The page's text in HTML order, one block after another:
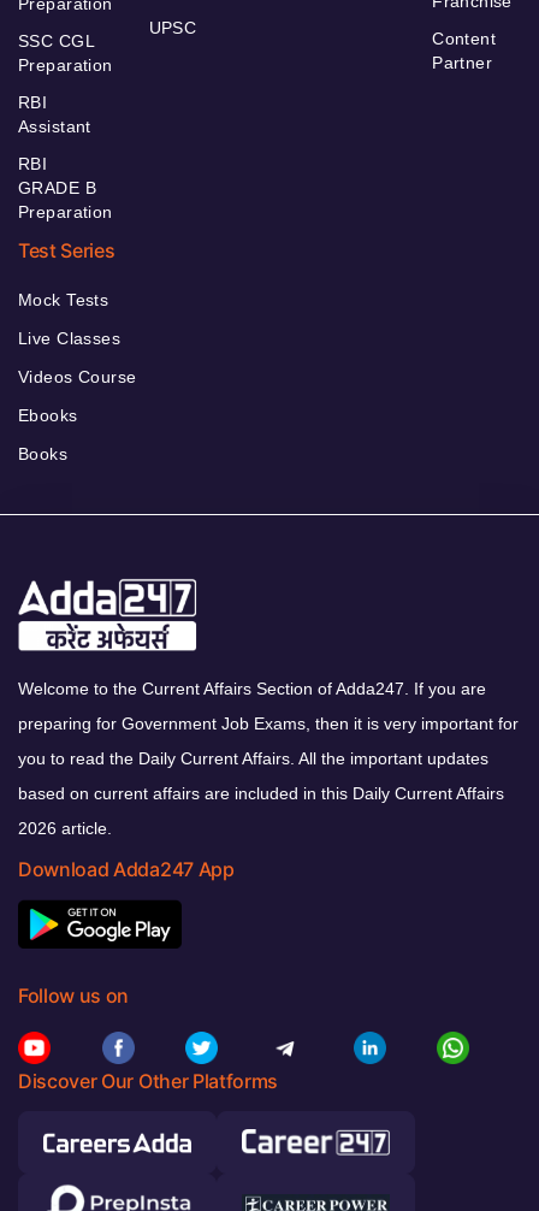
SSC CGL
Preparation
RBI
Assistant
RBI
GRADE B
Preparation
UPSC
Content
Partner
Test Series
Mock Tests
Live Classes
Videos Course
Ebooks
Books
Welcome to the Current Affairs Section of Adda247. If you are
preparing for Government Job Exams, then it is very important for
you to read the Daily Current Affairs. All the important updates
based on current affairs are included in this Daily Current Affairs
2026 article.
Download Adda247 App
Follow us on
Discover Our Other Platforms